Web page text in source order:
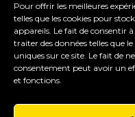
Pour offrir les meilleures
telles que les cookies pour
appareils. Le fait de consentir
traiter des données telles que
uniques sur ce site. Le fait de
consentement peut avoir un
et fonctions.